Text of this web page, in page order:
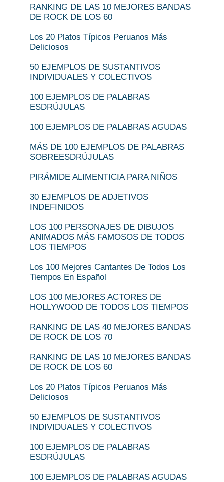
RANKING DE LAS 10 MEJORES BANDAS
DE ROCK DE LOS 60
Los 20 Platos Típicos Peruanos Más
Deliciosos
50 EJEMPLOS DE SUSTANTIVOS
INDIVIDUALES Y COLECTIVOS
100 EJEMPLOS DE PALABRAS
ESDRÚJULAS
100 EJEMPLOS DE PALABRAS AGUDAS
MÁS DE 100 EJEMPLOS DE PALABRAS
SOBREESDRÚJULAS
PIRÁMIDE ALIMENTICIA PARA NIÑOS
30 EJEMPLOS DE ADJETIVOS
INDEFINIDOS
LOS 100 PERSONAJES DE DIBUJOS
ANIMADOS MÁS FAMOSOS DE TODOS
LOS TIEMPOS
Los 100 Mejores Cantantes De Todos Los
Tiempos En Español
LOS 100 MEJORES ACTORES DE
HOLLYWOOD DE TODOS LOS TIEMPOS
RANKING DE LAS 40 MEJORES BANDAS
DE ROCK DE LOS 70
RANKING DE LAS 10 MEJORES BANDAS
DE ROCK DE LOS 60
Los 20 Platos Típicos Peruanos Más
Deliciosos
50 EJEMPLOS DE SUSTANTIVOS
INDIVIDUALES Y COLECTIVOS
100 EJEMPLOS DE PALABRAS
ESDRÚJULAS
100 EJEMPLOS DE PALABRAS AGUDAS